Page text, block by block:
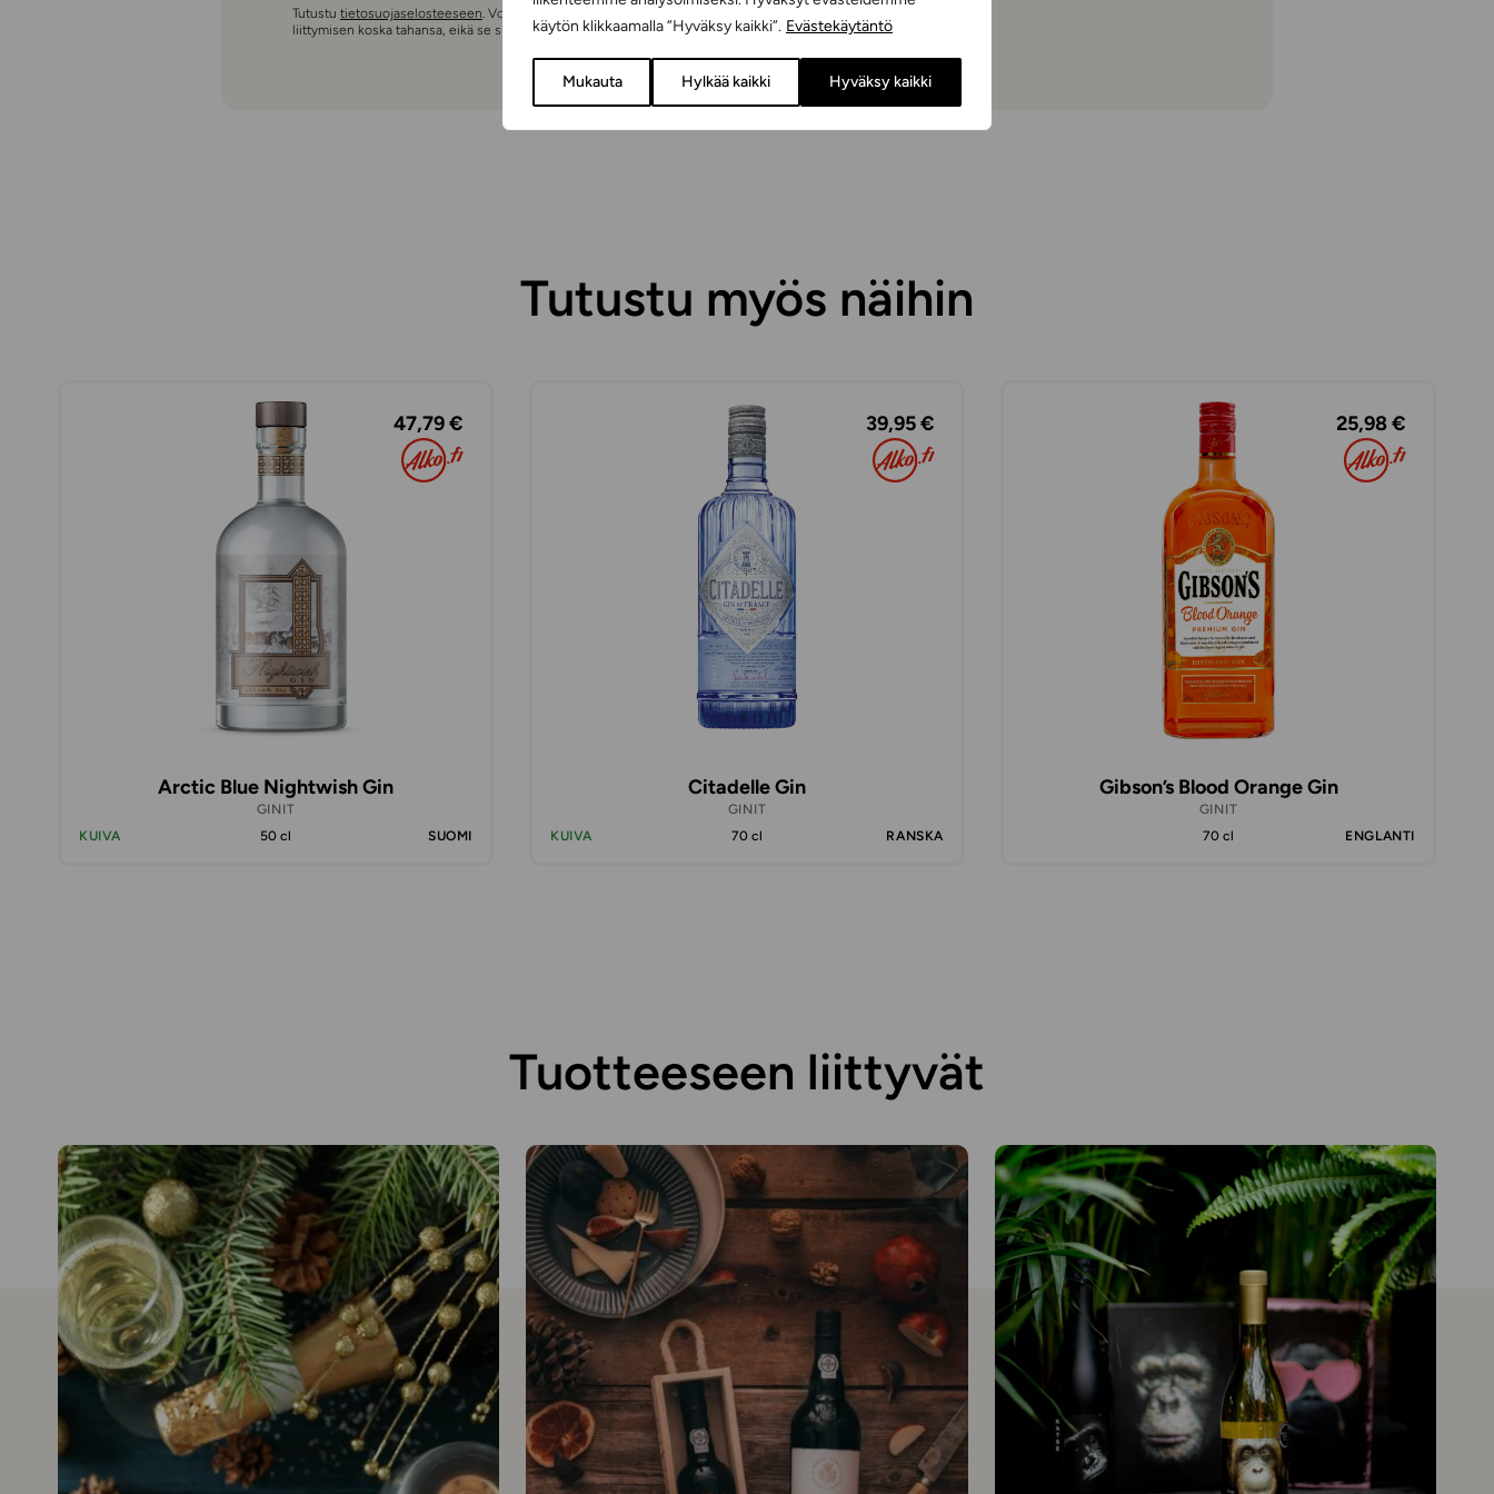
käytön klikkaamalla ”Hyväksy kaikki”. Evästekäytäntö
Mukauta Hylkää kaikki Hyväksy kaikki
Tutustu tietosuojaselosteeseen. Voit peruttaa
liittymisen koska tahansa, eikä se sido sinua mihinkään.
Tutustu myös näihin
47,79 €
Arctic Blue Nightwish Gin
GINIT
KUIVA
50 cl SUOMI
39,95 €
Citadelle Gin
GINIT
KUIVA
70 cl RANSKA
25,98 €
Gibson’s Blood Orange Gin
GINIT
70 cl
ENGLANTI
Tuotteeseen liittyvät